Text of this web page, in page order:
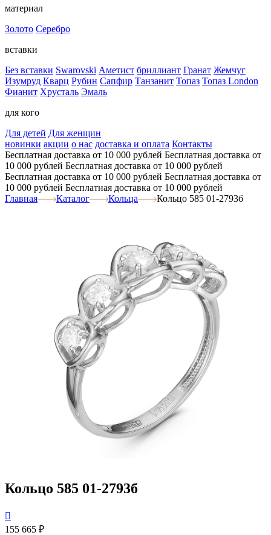
материал
Золото Серебро
вставки
Без вставки Swarovski Аметист бриллиант Гранат Жемчуг
Изумруд Кварц Рубин Сапфир Танзанит Топаз Топаз London
Фианит Хрусталь Эмаль
для кого
Для детей Для женщин
новинки акции о нас доставка и оплата Контакты
Бесплатная доставка от 10 000 рублей Бесплатная доставка от
10 000 рублей Бесплатная доставка от 10 000 рублей
Бесплатная доставка от 10 000 рублей Бесплатная доставка от
10 000 рублей Бесплатная доставка от 10 000 рублей
Главная
Каталог Кольца Кольцо 585 01-2793б
Кольцо 585 01-2793б

155 665 ₽